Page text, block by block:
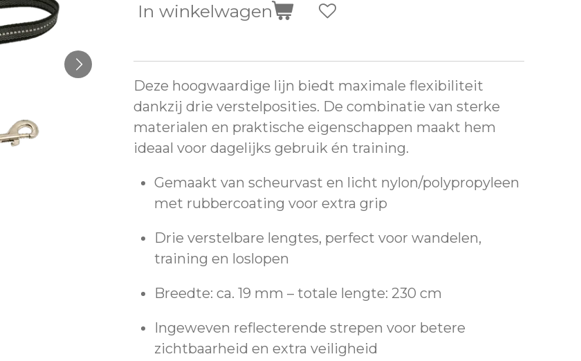
In winkelwagen
Deze hoogwaardige lijn biedt maximale flexibiliteit
dankzij drie verstelposities. De combinatie van sterke
materialen en praktische eigenschappen maakt hem
ideaal voor dagelijks gebruik én training.
Gemaakt van scheurvast en licht nylon/polypropyleen
met rubbercoating voor extra grip
Drie verstelbare lengtes, perfect voor wandelen,
training en loslopen
Breedte: ca. 19 mm – totale lengte: 230 cm
Ingeweven reflecterende strepen voor betere
zichtbaarheid en extra veiligheid